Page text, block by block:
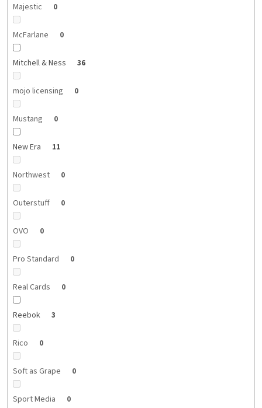
Majestic 0
McFarlane 0
Mitchell & Ness 36
mojo licensing 0
Mustang 0
New Era 11
Northwest 0
Outerstuff 0
OVO 0
Pro Standard 0
Real Cards 0
Reebok 3
Rico 0
Soft as Grape 0
Sport Media 0